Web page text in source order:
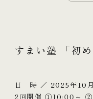
すまい塾 「初
日 時 ／ 2025年10
2回開催 ①10:00～